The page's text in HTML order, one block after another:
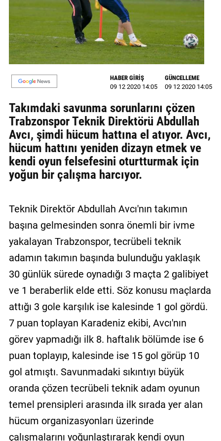
VİDEO
YAZARLAR
BİZE
ULAŞIN
Künye
İletişim
Gizlilik
Sözleşmesi
Kullanıcı
HABER GİRİŞ
09 12 2020 14:05
GÜNCELLEME
09 12 2020 14:05
Takımdaki savunma sorunlarını çözen
Trabzonspor Teknik Direktörü Abdullah
Avcı, şimdi hücum hattına el atıyor. Avcı,
hücum hattını yeniden dizayn etmek ve
kendi oyun felsefesini oturtturmak için
yoğun bir çalışma harcıyor.
Teknik Direktör Abdullah Avcı'nın takımın
başına gelmesinden sonra önemli bir ivme
yakalayan Trabzonspor, tecrübeli teknik
adamın takımın başında bulunduğu yaklaşık
30 günlük sürede oynadığı 3 maçta 2 galibiyet
ve 1 beraberlik elde etti. Söz konusu maçlarda
attığı 3 gole karşılık ise kalesinde 1 gol gördü.
7 puan toplayan Karadeniz ekibi, Avcı'nın
görev yapmadığı ilk 8. haftalık bölümde ise 6
puan toplayıp, kalesinde ise 15 gol görüp 10
gol atmıştı. Savunmadaki sıkıntıyı büyük
oranda çözen tecrübeli teknik adam oyunun
temel prensipleri arasında ilk sırada yer alan
hücum organizasyonları üzerinde
çalışmalarını yoğunlaştırarak kendi oyun